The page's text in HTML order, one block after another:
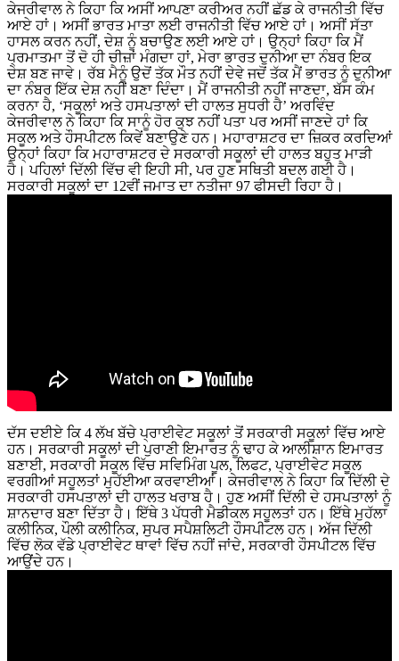
ਕੇਜਰੀਵਾਲ ਨੇ ਕਿਹਾ ਕਿ ਅਸੀਂ ਆਪਣਾ ਕਰੀਅਰ ਨਹੀਂ ਛੱਡ ਕੇ ਰਾਜਨੀਤੀ ਵਿੱਚ
ਆਏ ਹਾਂ। ਅਸੀਂ ਭਾਰਤ ਮਾਤਾ ਲਈ ਰਾਜਨੀਤੀ ਵਿੱਚ ਆਏ ਹਾਂ। ਅਸੀਂ ਸੱਤਾ
ਹਾਸਲ ਕਰਨ ਨਹੀਂ, ਦੇਸ਼ ਨੂੰ ਬਚਾਉਣ ਲਈ ਆਏ ਹਾਂ। ਉਨ੍ਹਾਂ ਕਿਹਾ ਕਿ ਮੈਂ
ਪ੍ਰਮਾਤਮਾ ਤੋਂ ਦੋ ਹੀ ਚੀਜ਼ਾਂ ਮੰਗਦਾ ਹਾਂ, ਮੇਰਾ ਭਾਰਤ ਦੁਨੀਆ ਦਾ ਨੰਬਰ ਇਕ
ਦੇਸ਼ ਬਣ ਜਾਵੇ। ਰੱਬ ਮੈਨੂੰ ਉਦੋਂ ਤੱਕ ਮੌਤ ਨਹੀਂ ਦੇਵੇ ਜਦੋਂ ਤੱਕ ਮੈਂ ਭਾਰਤ ਨੂੰ ਦੁਨੀਆ
ਦਾ ਨੰਬਰ ਇੱਕ ਦੇਸ਼ ਨਹੀਂ ਬਣਾ ਦਿੰਦਾ। ਮੈਂ ਰਾਜਨੀਤੀ ਨਹੀਂ ਜਾਣਦਾ, ਬੱਸ ਕੰਮ
ਕਰਨਾ ਹੈ, ‘ਸਕੂਲਾਂ ਅਤੇ ਹਸਪਤਾਲਾਂ ਦੀ ਹਾਲਤ ਸੁਧਰੀ ਹੈ’ ਅਰਵਿੰਦ
ਕੇਜਰੀਵਾਲ ਨੇ ਕਿਹਾ ਕਿ ਸਾਨੂੰ ਹੋਰ ਕੁਝ ਨਹੀਂ ਪਤਾ ਪਰ ਅਸੀਂ ਜਾਣਦੇ ਹਾਂ ਕਿ
ਸਕੂਲ ਅਤੇ ਹੌਸਪੀਟਲ ਕਿਵੇਂ ਬਣਾਉਣੇ ਹਨ। ਮਹਾਰਾਸ਼ਟਰ ਦਾ ਜ਼ਿਕਰ ਕਰਦਿਆਂ
ਉਨ੍ਹਾਂ ਕਿਹਾ ਕਿ ਮਹਾਰਾਸ਼ਟਰ ਦੇ ਸਰਕਾਰੀ ਸਕੂਲਾਂ ਦੀ ਹਾਲਤ ਬਹੁਤ ਮਾੜੀ
ਹੈ। ਪਹਿਲਾਂ ਦਿੱਲੀ ਵਿੱਚ ਵੀ ਇਹੀ ਸੀ, ਪਰ ਹੁਣ ਸਥਿਤੀ ਬਦਲ ਗਈ ਹੈ।
ਸਰਕਾਰੀ ਸਕੂਲਾਂ ਦਾ 12ਵੀਂ ਜਮਾਤ ਦਾ ਨਤੀਜਾ 97 ਫੀਸਦੀ ਰਿਹਾ ਹੈ।
ਦੱਸ ਦਈਏ ਕਿ 4 ਲੱਖ ਬੱਚੇ ਪ੍ਰਾਈਵੇਟ ਸਕੂਲਾਂ ਤੋਂ ਸਰਕਾਰੀ ਸਕੂਲਾਂ ਵਿੱਚ ਆਏ
ਹਨ। ਸਰਕਾਰੀ ਸਕੂਲਾਂ ਦੀ ਪੁਰਾਣੀ ਇਮਾਰਤ ਨੂੰ ਢਾਹ ਕੇ ਆਲੀਸ਼ਾਨ ਇਮਾਰਤ
ਬਣਾਈ, ਸਰਕਾਰੀ ਸਕੂਲ ਵਿੱਚ ਸਵਿਮਿੰਗ ਪੂਲ, ਲਿਫਟ, ਪ੍ਰਾਈਵੇਟ ਸਕੂਲ
ਵਰਗੀਆਂ ਸਹੂਲਤਾਂ ਮੁਹੱਈਆ ਕਰਵਾਈਆਂ। ਕੇਜਰੀਵਾਲ ਨੇ ਕਿਹਾ ਕਿ ਦਿੱਲੀ ਦੇ
ਸਰਕਾਰੀ ਹਸਪਤਾਲਾਂ ਦੀ ਹਾਲਤ ਖਰਾਬ ਹੈ। ਹੁਣ ਅਸੀਂ ਦਿੱਲੀ ਦੇ ਹਸਪਤਾਲਾਂ ਨੂੰ
ਸ਼ਾਨਦਾਰ ਬਣਾ ਦਿੱਤਾ ਹੈ। ਇੱਥੇ 3 ਪੱਧਰੀ ਮੈਡੀਕਲ ਸਹੂਲਤਾਂ ਹਨ। ਇੱਥੇ ਮੁਹੱਲਾ
ਕਲੀਨਿਕ, ਪੌਲੀ ਕਲੀਨਿਕ, ਸੁਪਰ ਸਪੈਸ਼ਲਿਟੀ ਹੌਸਪੀਟਲ ਹਨ। ਅੱਜ ਦਿੱਲੀ
ਵਿੱਚ ਲੋਕ ਵੱਡੇ ਪ੍ਰਾਈਵੇਟ ਥਾਵਾਂ ਵਿੱਚ ਨਹੀਂ ਜਾਂਦੇ, ਸਰਕਾਰੀ ਹੌਸਪੀਟਲ ਵਿੱਚ
ਆਉਂਦੇ ਹਨ।